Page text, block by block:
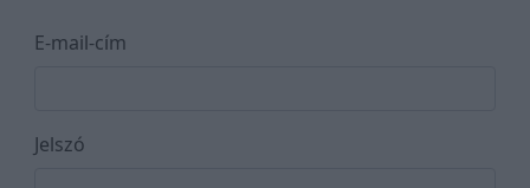
E-mail-cím
Jelszó